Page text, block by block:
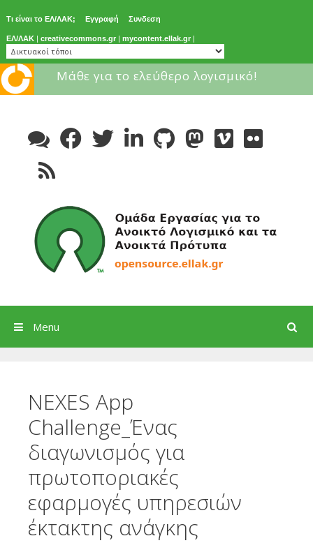
Τι είναι το ΕΛ/ΛΑΚ; Εγγραφή Συνδεση
ΕΛ/ΛΑΚ | creativecommons.gr | mycontent.ellak.gr |
Μάθε για το ελεύθερο λογισμικό!
content
Search
Menu
NEXES App
Challenge_Ένας
διαγωνισμός για
πρωτοποριακές
εφαρμογές υπηρεσιών
έκτακτης ανάγκης